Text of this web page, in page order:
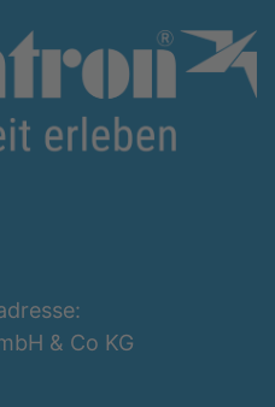
& Co KG